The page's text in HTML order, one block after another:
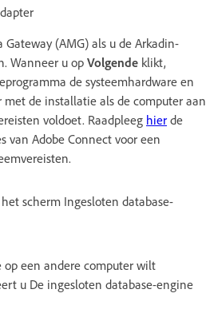
(AMG) als u de Arkadin-
Wanneer u op Volgende klikt,
de systeemhardware en
met de installatie als de computer aan
voldoet. Raadpleeg hier de
van Adobe Connect voor een
scherm Ingesloten database-
op een andere computer wilt
u De ingesloten database-engine